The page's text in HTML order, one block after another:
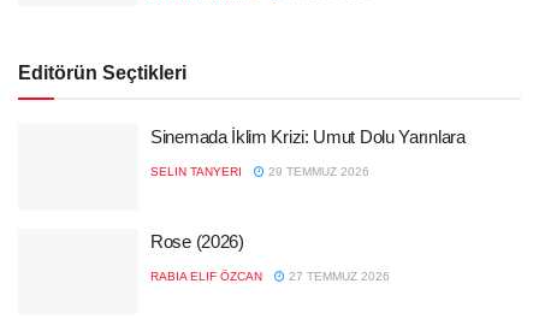
Editörün Seçtikleri
Sinemada İklim Krizi: Umut Dolu Yarınlara
SELIN TANYERI 29 TEMMUZ 2026
Rose (2026)
RABIA ELIF ÖZCAN 27 TEMMUZ 2026